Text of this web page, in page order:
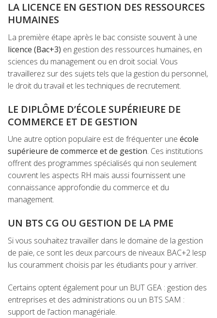
LA LICENCE EN GESTION DES RESSOURCES
HUMAINES
La première étape après le bac consiste souvent à une
licence (Bac+3) en gestion des ressources humaines, en
sciences du management ou en droit social. Vous
travaillerez sur des sujets tels que la gestion du personnel,
le droit du travail et les techniques de recrutement.
LE DIPLÔME D’ÉCOLE SUPÉRIEURE DE
COMMERCE ET DE GESTION
Une autre option populaire est de fréquenter une école
supérieure de commerce et de gestion. Ces institutions
offrent des programmes spécialisés qui non seulement
couvrent les aspects RH mais aussi fournissent une
connaissance approfondie du commerce et du
management.
UN BTS CG OU GESTION DE LA PME
Si vous souhaitez travailler dans le domaine de la gestion
de paie, ce sont les deux parcours de niveaux BAC+2 lesp
lus couramment choisis par les étudiants pour y arriver.
Certains optent également pour un BUT GEA : gestion des
entreprises et des administrations ou un BTS SAM :
support de l’action managériale.